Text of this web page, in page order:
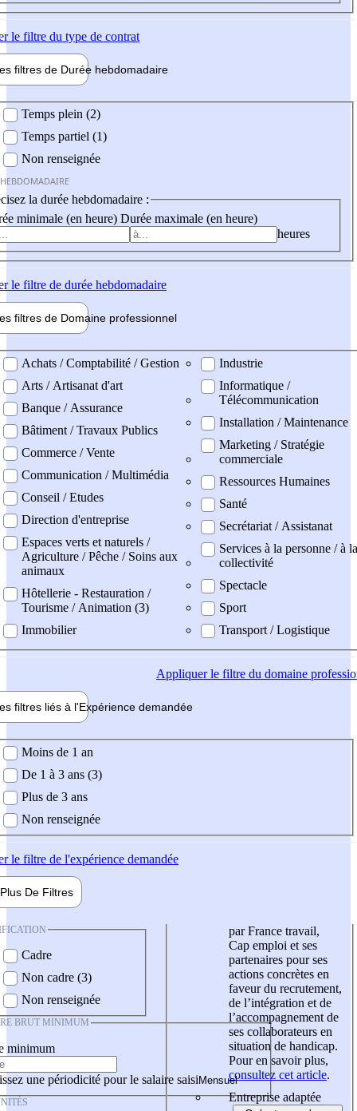
le filtre du type de contrat
filtres de Durée hebdomadaire
Temps plein (2)
Temps partiel (1)
Non renseignée
la durée hebdomadaire :
minimale (en heure) Durée maximale (en heure)
heures
le filtre de durée hebdomadaire
filtres de Domaine professionnel
professionel
Achats / Comptabilité / Gestion
Arts / Artisanat d'art
Banque / Assurance
Bâtiment / Travaux Publics
Commerce / Vente
Communication / Multimédia
Conseil / Etudes
Direction d'entreprise
Espaces verts et naturels /
Agriculture / Pêche / Soins aux
animaux
Hôtellerie - Restauration /
Tourisme / Animation (3)
Immobilier
Industrie
Informatique /
Télécommunication
Installation / Maintenance
Marketing / Stratégie
commerciale
Ressources Humaines
Santé
Secrétariat / Assistanat
Services à la personne / à la
collectivité
Spectacle
Sport
Transport / Logistique
Appliquerle filtre du domaine
filtres liés à l'Expérience demandée
demandée
Moins de 1 an
De 1 à 3 ans (3)
Plus de 3 ans
Non renseignée
le filtre de l'expérience demandée
Plus De Filtres
Cadre
Non cadre (3)
Non renseignée
BRUT MINIMUM
minimum
une périodicité pour le salaire saisi
par France travail,
Cap emploi et ses
partenaires pour ses
actions concrètes en
faveur du recrutement,
de l’intégration et de
l’accompagnement de
ses collaborateurs en
situation de handicap.
Pour en savoir plus,
consultez cet article.
Entreprise adaptée